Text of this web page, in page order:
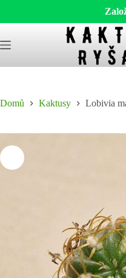
to
content
Domů Kaktusy Lobivia